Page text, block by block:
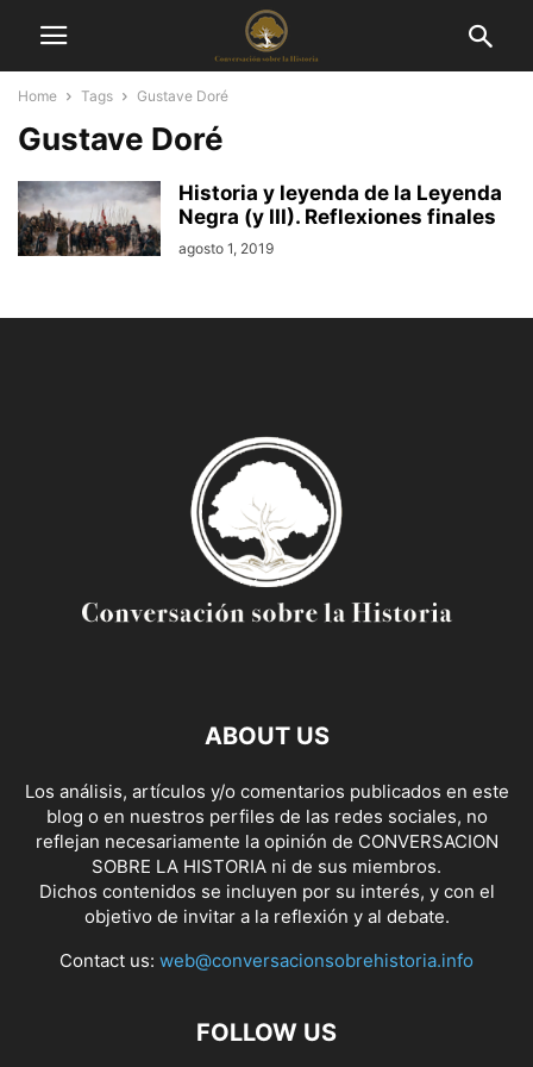
Home Tags Gustave Doré
Gustave Doré
Historia y leyenda de la Leyenda
Negra (y III). Reflexiones finales
agosto 1, 2019
ABOUT US
Los análisis, artículos y/o comentarios publicados en este
blog o en nuestros perfiles de las redes sociales, no
reflejan necesariamente la opinión de CONVERSACION
SOBRE LA HISTORIA ni de sus miembros.
Dichos contenidos se incluyen por su interés, y con el
objetivo de invitar a la reflexión y al debate.
Contact us: web@conversacionsobrehistoria.info
FOLLOW US